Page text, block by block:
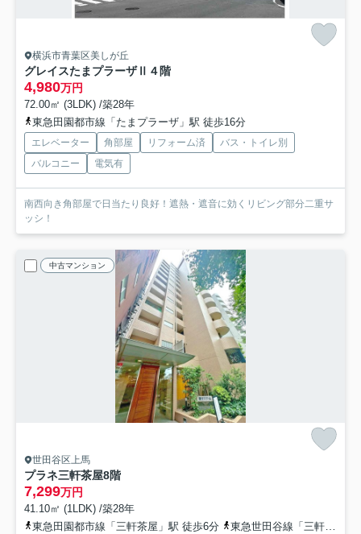
横浜市青葉区美しが丘
グレイスたまプラーザⅡ ４階
4,980万円
72.00㎡ (3LDK) /築28年
東急田園都市線「たまプラーザ」駅 徒歩16分
エレベーター 角部屋 リフォーム済
バス・トイレ別
バルコニー
電気有
南西向き角部屋で日当たり良好！遮熱・遮音に効くリビング部分二重サ
ッシ！
中古マンション
世田谷区上馬
プラネ三軒茶屋8階
7,299万円
41.10㎡ (1LDK) /築28年
東急田園都市線「三軒茶屋」駅 徒歩6分
東急世田谷線「三軒茶屋」駅 徒歩6分